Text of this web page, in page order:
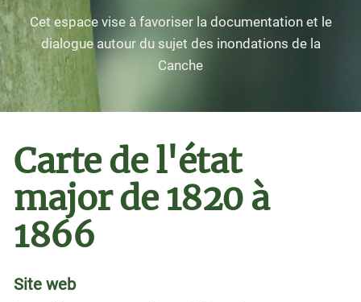
Cet espace vise à favoriser la documentation et le
dialogue autour du sujet des inondations de la
Canche
Carte de l'état
major de 1820 à
1866
Site web